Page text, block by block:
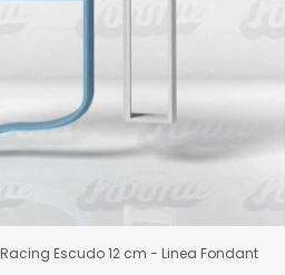
Racing Escudo 12 cm - Linea Fondant